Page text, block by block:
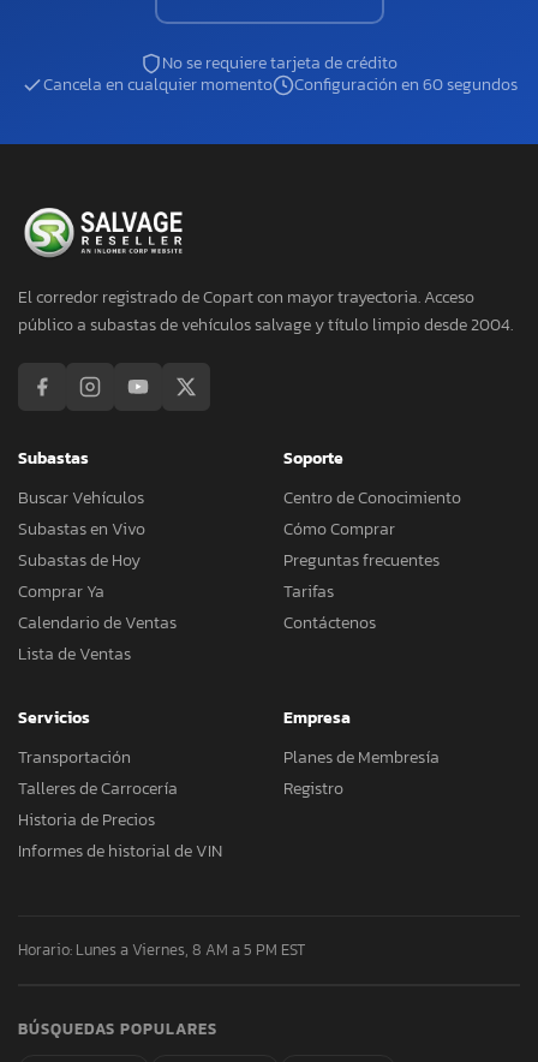
No se requiere tarjeta de crédito
Cancela en cualquier momento
Configuración en 60 segundos
El corredor registrado de Copart con mayor trayectoria. Acceso
público a subastas de vehículos salvage y título limpio desde 2004.
Subastas
Buscar Vehículos
Subastas en Vivo
Subastas de Hoy
Comprar Ya
Calendario de Ventas
Lista de Ventas
Soporte
Centro de Conocimiento
Cómo Comprar
Preguntas frecuentes
Tarifas
Contáctenos
Servicios
Transportación
Talleres de Carrocería
Historia de Precios
Informes de historial de VIN
Empresa
Planes de Membresía
Registro
Horario: Lunes a Viernes, 8 AM a 5 PM EST
BÚSQUEDAS POPULARES